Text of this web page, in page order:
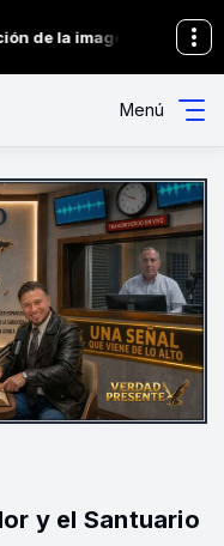
de la imagen de la bestia
Menú
y el Santuario